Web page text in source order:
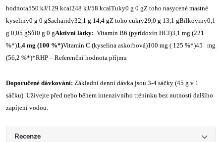
hodnota550 kJ/129 kcal248 kJ/58 kcalTuky0 g 0 gZ toho nasycené mastné
kyseliny0 g 0 gSacharidy32,1 g 14,4 gZ toho cukry29,0 g 13,1 gBílkoviny0,1
g 0,05 gSůl0 g 0 gAktivní látky: Vitamín B6 (pyridoxin HCl)3,1 mg (221
%*)1,4 mg (100 %*)Vitamín C (kyselina askorbová)100 mg ( 125 %*)45 mg
(56,2 %*)*RHP – Referenční hodnota příjmu
Doporučené dávkování: Základní denní dávka jsou 3-4 sáčky (45 g v 1
sáčku). Užívejte před nebo během intenzivního tréninku bez nutnosti dalšího
zapíjení vodou.
Recenze